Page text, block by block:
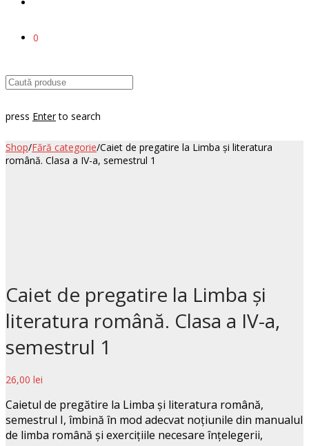
0
press Enterto search
Shop/Fără categorie/Caiet de pregatire la Limba și literatura
română. Clasa a IV-a, semestrul 1
Caiet de pregatire la Limba și
literatura română. Clasa a IV-a,
semestrul 1
26,00 lei
Caietul de pregătire la Limba şi literatura română,
semestrul I, îmbină în mod adecvat noţiunile din manualul
de limba română şi exerciţiile necesare înţelegerii,